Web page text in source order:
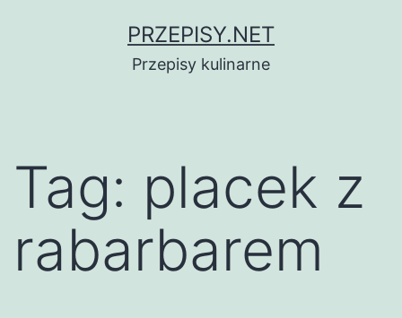
PRZEPISY.NET
Przepisy kulinarne
Tag: placek z
rabarbarem